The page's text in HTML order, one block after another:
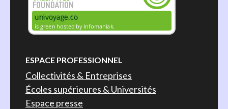
ESPACE PROFESSIONNEL
Collectivités & Entreprises
Écoles supérieures & Universités
Espace presse